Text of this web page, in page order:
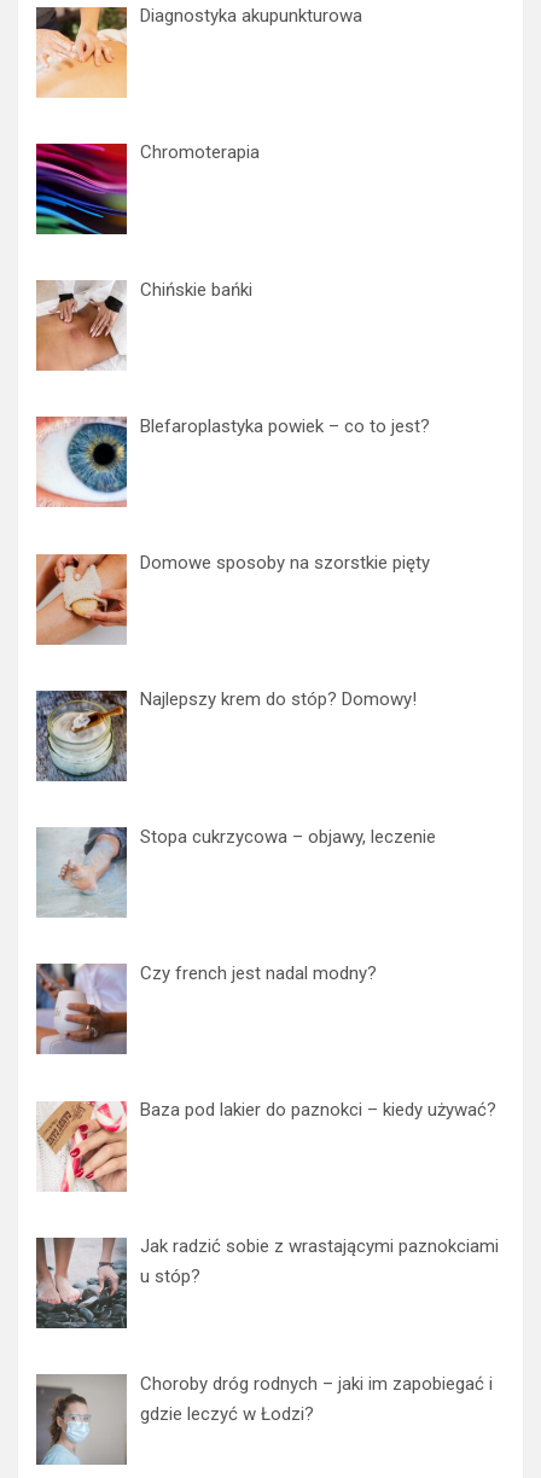
c
h
Diagnostyka akupunkturowa
Chromoterapia
Chińskie bańki
Blefaroplastyka powiek – co to jest?
Domowe sposoby na szorstkie pięty
Najlepszy krem do stóp? Domowy!
Stopa cukrzycowa – objawy, leczenie
Czy french jest nadal modny?
Baza pod lakier do paznokci – kiedy używać?
Jak radzić sobie z wrastającymi paznokciami
u stóp?
Choroby dróg rodnych – jaki im zapobiegać i
gdzie leczyć w Łodzi?